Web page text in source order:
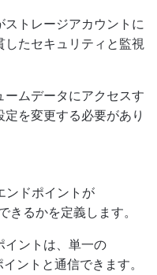
トレージアカウントに
たセキュリティと監視
ムデータにアクセスす
を変更する必要があり
ドポイントが
るかを定義します。
イントは、単一の
ントと通信できます。